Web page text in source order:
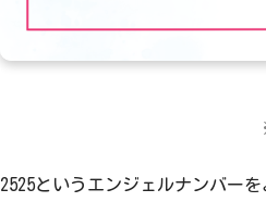
2525というエンジェルナンバー